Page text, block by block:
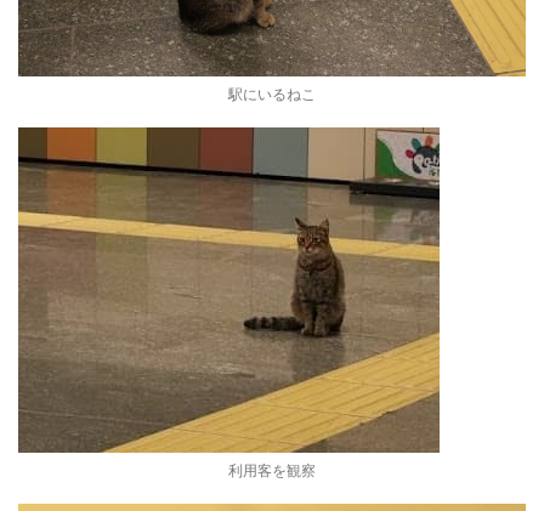
駅にいるねこ
利用客を観察